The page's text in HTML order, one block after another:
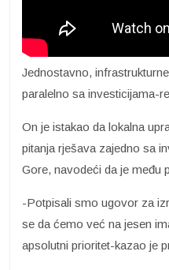
Jednostavno,
paralelno sa investicijama-
On je istakao da lokalna
pitanja rješava zajedno sa
Gore, navodeći da je među
-Potpisali smo ugovor za
se da ćemo već na jesen
apsolutni prioritet-kazao je